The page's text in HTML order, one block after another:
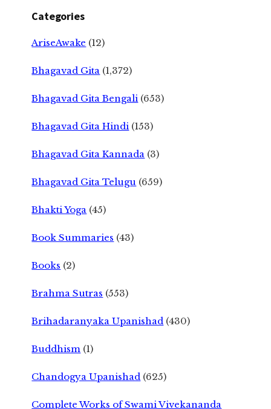
Categories
AriseAwake (12)
Bhagavad Gita (1,372)
Bhagavad Gita Bengali (653)
Bhagavad Gita Hindi (153)
Bhagavad Gita Kannada (3)
Bhagavad Gita Telugu (659)
Bhakti Yoga (45)
Book Summaries (43)
Books (2)
Brahma Sutras (553)
Brihadaranyaka Upanishad (430)
Buddhism (1)
Chandogya Upanishad (625)
Complete Works of Swami Vivekananda